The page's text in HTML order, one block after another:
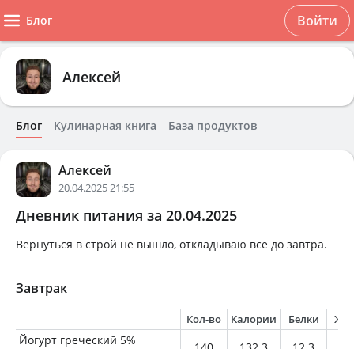
Блог Войти
Алексей
Блог Кулинарная книга База продуктов
Алексей
20.04.2025 21:55
Дневник питания за 20.04.2025
Вернуться в строй не вышло, откладываю все до завтра.
Завтрак
Кол-во Калории Белки
Йогурт греческий 5%